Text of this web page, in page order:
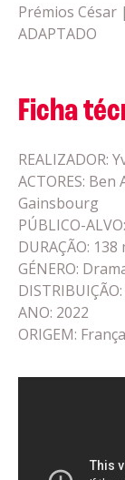
Prémios César
ADAPTADO
Ficha
REALIZADOR:
ACTORES:
Gainsbourg
PÚBLICO-
DURAÇÃO: 138
GÉNERO:
ANO: 2022
ORIGEM: França